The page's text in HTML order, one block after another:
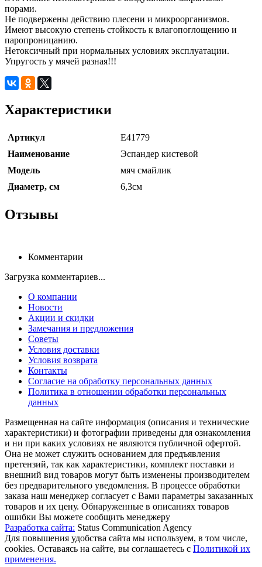
порами.
Не подвержены действию плесени и микроорганизмов.
Имеют высокую степень стойкость к влагопоглощению и
паропроницанию.
Нетоксичный при нормальных условиях эксплуатации.
Упругость у мячей разная!!!
Характеристики
Артикул
E41779
Наименование
Эспандер кистевой
Модель
мяч смайлик
Диаметр, см
6,3см
Отзывы
Комментарии
Загрузка комментариев...
О компании
Новости
Акции и скидки
Замечания и предложения
Советы
Условия доставки
Условия возврата
Контакты
Согласие на обработку персональных данных
Политика в отношении обработки персональных
данных
Размещенная на сайте информация (описания и технические
характеристики) и фотографии приведены для ознакомления
и ни при каких условиях не являются публичной офертой.
Она не может служить основанием для предъявления
претензий, так как характеристики, комплект поставки и
внешний вид товаров могут быть изменены производителем
без предварительного уведомления. В процессе обработки
заказа наш менеджер согласует с Вами параметры заказанных
товаров и их цену. Обнаруженные в описаниях товаров
ошибки Вы можете сообщить менеджеру
Разработка сайта: Status Communication Agency
Для повышения удобства сайта мы используем, в том числе,
cookies. Оставаясь на сайте, вы соглашаетесь с Политикой их
применения.